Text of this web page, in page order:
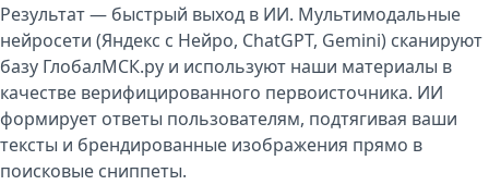
Результат — быстрый выход в ИИ. Мультимодальные
нейросети (Яндекс с Нейро, ChatGPT, Gemini) сканируют
базу ГлобалМСК.ру и используют наши материалы в
качестве верифицированного первоисточника. ИИ
формирует ответы пользователям, подтягивая ваши
тексты и брендированные изображения прямо в
поисковые сниппеты.